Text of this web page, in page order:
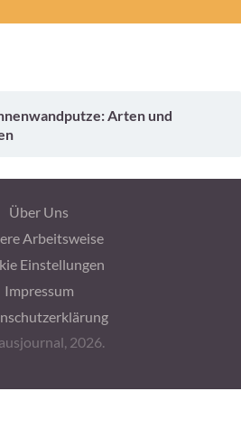
Arten und
Über Uns
Arbeitsweise
Einstellungen
Impressum
2026.